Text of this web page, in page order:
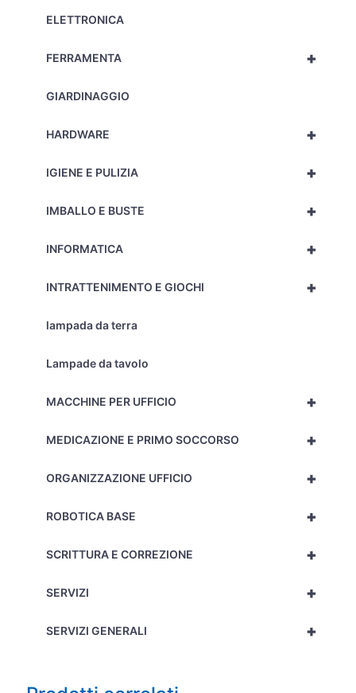
ELETTRONICA
+
FERRAMENTA
GIARDINAGGIO
+
HARDWARE
+
IGIENE E PULIZIA
+
IMBALLO E BUSTE
+
INFORMATICA
+
INTRATTENIMENTO E GIOCHI
lampada da terra
Lampade da tavolo
+
MACCHINE PER UFFICIO
+
MEDICAZIONE E PRIMO SOCCORSO
+
ORGANIZZAZIONE UFFICIO
+
ROBOTICA BASE
+
SCRITTURA E CORREZIONE
+
SERVIZI
+
SERVIZI GENERALI